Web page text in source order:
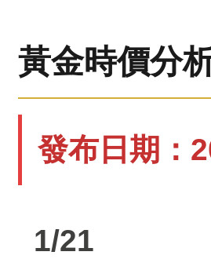
黃金時價分
發布日期：
1/21